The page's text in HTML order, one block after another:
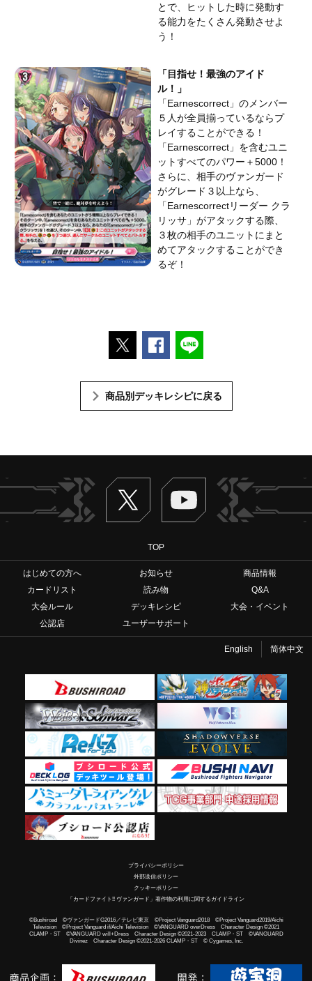
とで、ヒットした時に発動す
る能力をたくさん発動させよ
う！
「目指せ！最強のアイド
ル！」
「Earnescorrect」のメンバー
５人が全員揃っているならプ
レイすることができる！
「Earnescorrect」を含むユニ
ットすべてのパワー＋5000！
さらに、相手のヴァンガード
がグレード３以上なら、
「Earnescorrectリーダー クラ
リッサ」がアタックする際、
３枚の相手のユニットにまと
めてアタックすることができ
るぞ！
ポストするFacebookでシェアする
商品別デッキレシピに戻る
Twitter ヴァンガードch
TOP
はじめての方へ お知らせ
商品情報
カードリスト
読み物
Q&A
大会ルール
デッキレシピ
大会・イベント
公認店
ユーザーサポート
English 简体中文
プライバシーポリシー
外部送信ポリシー
クッキーポリシー
「カードファイト!! ヴァンガード」著作物の利用に関するガイドライン
©Bushiroad ©ヴァンガードG2016／テレビ東京 ©Project Vanguard2018 ©Project Vanguard2019/Aichi
Television ©Project Vanguard if/Aichi Television ©VANGUARD overDress Character Design ©2021
CLAMP・ST ©VANGUARD will+Dress Character Design ©2021-2023 CLAMP・ST ©VANGUARD
Divinez Character Design ©2021-2026 CLAMP・ST © Cygames, Inc.